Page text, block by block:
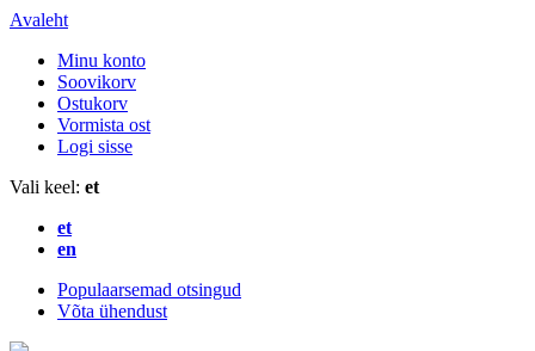
Avaleht
Minu konto
Soovikorv
Ostukorv
Vormista ost
Logi sisse
Vali keel: et
et
en
Populaarsemad otsingud
Võta ühendust